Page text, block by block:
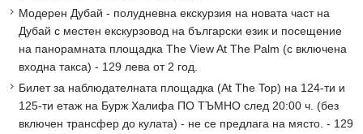
Mодерен Дубай - полудневна екскурзия на новата част на
Дубай с местен екскурзовод на български език и посещение
на панорамната площадка The View At The Palm (с включена
входна такса) - 129 лева от 2 год.
Билет за наблюдателната площадка (At The Top) на 124-ти и
125-ти етаж на Бурж Халифа ПО ТЪМНО след 20:00 ч. (без
включен трансфер до кулата) - не се предлага на място. - 129